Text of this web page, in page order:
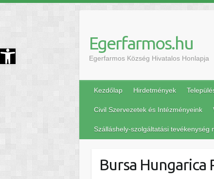
Eszköztár megnyitása Egerfarmos.hu
Egerfarmos Község Hivatalos Honlapja
Kezdőlap Hirdetmények
Civil Szervezetek és Intézményeink
Szálláshely-szolgáltatási tevékenység
Bursa Hungarica